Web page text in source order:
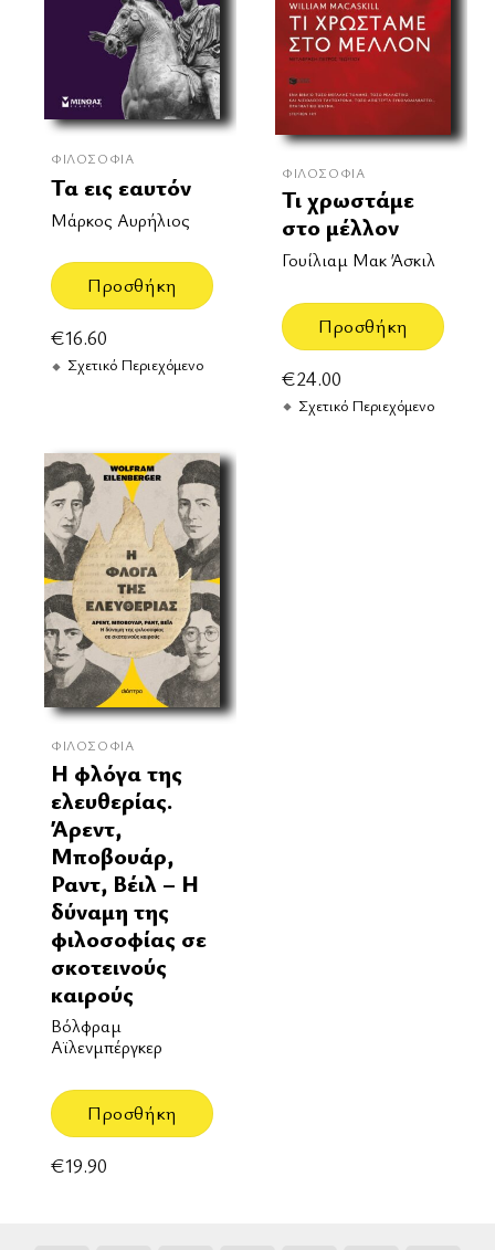
ΦΙΛΟΣΟΦΊΑ
Τα εις εαυτόν
Μάρκος Αυρήλιος
Προσθήκη
€16.60
Σχετικό Περιεχόμενο
ΦΙΛΟΣΟΦΊΑ
Τι χρωστάμε
στο μέλλον
Γουίλιαμ Μακ Άσκιλ
Προσθήκη
€24.00
Σχετικό Περιεχόμενο
ΦΙΛΟΣΟΦΊΑ
Η φλόγα της
ελευθερίας.
Άρεντ,
Μποβουάρ,
Ραντ, Βέιλ – Η
δύναμη της
φιλοσοφίας σε
σκοτεινούς
καιρούς
Βόλφραμ
Αϊλενμπέργκερ
Προσθήκη
€19.90